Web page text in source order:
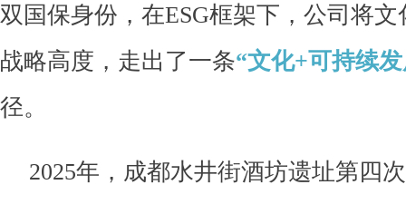
双国保身份，在ESG框架下，公司将
战略高度，走出了一条“文化+可持续
径。
2025年，成都水井街酒坊遗址第四